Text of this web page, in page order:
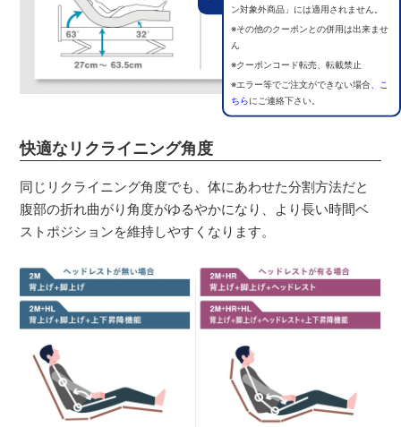
ン対象外商品」には適用されません。
※その他のクーポンとの併用は出来ませ
ん
※クーポンコード転売、転載禁止
※エラー等でご注文ができない場合、
こ
ちらにご連絡下さい。
快適なリクライニング角度
同じリクライニング角度でも、体にあわせた分割方法だと
腹部の折れ曲がり角度がゆるやかになり、より長い時間ベ
ストポジションを維持しやすくなります。